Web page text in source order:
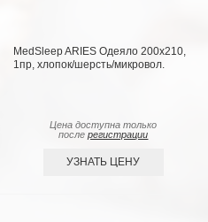
MedSleep ARIES Одеяло 200х210,
1пр, хлопок/шерсть/микровол.
Цена доступна только
послерегистрации
УЗНАТЬ ЦЕНУ